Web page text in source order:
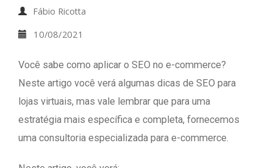
Fábio Ricotta
10/08/2021
Você sabe como aplicar o SEO no e-commerce?
Neste artigo você verá algumas dicas de SEO para
lojas virtuais, mas vale lembrar que para uma
estratégia mais específica e completa, fornecemos
uma consultoria especializada para e-commerce.